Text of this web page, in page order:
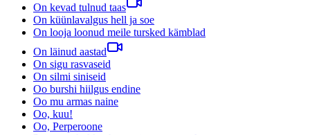
On kevad tulnud taas
On küünlavalgus hell ja soe
On looja loonud meile tursked kämblad
On läinud aastad
On sigu rasvaseid
On silmi siniseid
Oo burshi hiilgus endine
Oo mu armas naine
Oo, kuu!
Oo, Perperoone